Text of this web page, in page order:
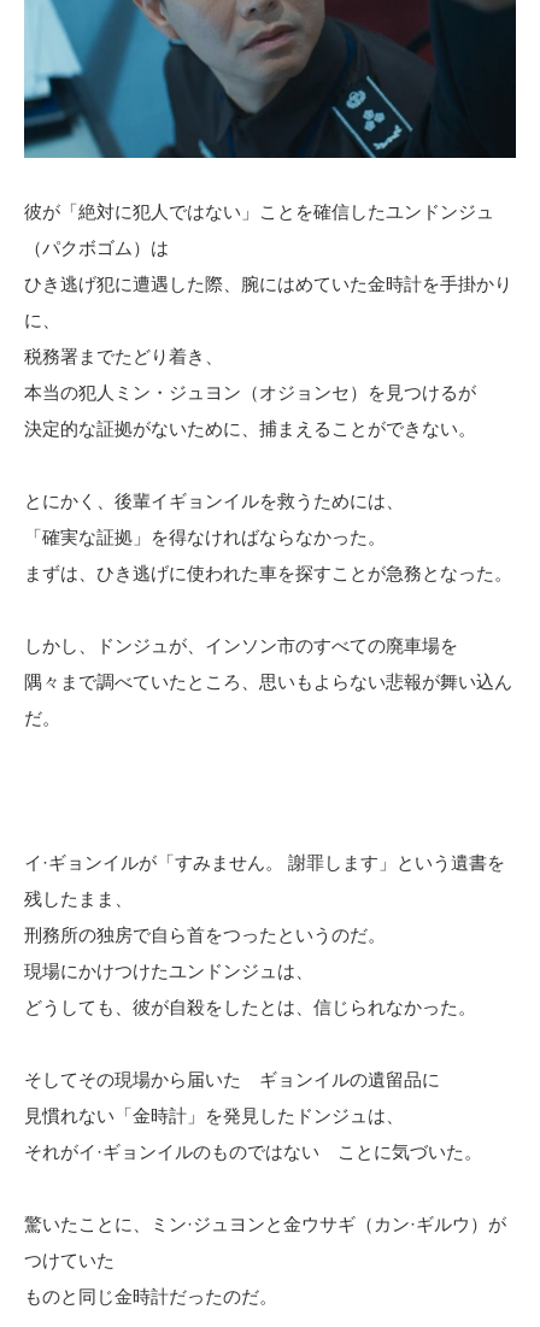
彼が「絶対に犯人ではない」ことを確信したユンドンジュ
（パクボゴム）は
ひき逃げ犯に遭遇した際、腕にはめていた金時計を手掛かり
に、
税務署までたどり着き、
本当の犯人ミン・ジュヨン（オジョンセ）を見つけるが
決定的な証拠がないために、捕まえることができない。
とにかく、後輩イギョンイルを救うためには、
「確実な証拠」を得なければならなかった。
まずは、ひき逃げに使われた車を探すことが急務となった。
しかし、ドンジュが、インソン市のすべての廃車場を
隅々まで調べていたところ、思いもよらない悲報が舞い込ん
だ。
イ·ギョンイルが「すみません。 謝罪します」という遺書を
残したまま、
刑務所の独房で自ら首をつったというのだ。
現場にかけつけたユンドンジュは、
どうしても、彼が自殺をしたとは、信じられなかった。
そしてその現場から届いた ギョンイルの遺留品に
見慣れない「金時計」を発見したドンジュは、
それがイ·ギョンイルのものではない ことに気づいた。
驚いたことに、ミン·ジュヨンと金ウサギ（カン·ギルウ）が
つけていた
ものと同じ金時計だったのだ。